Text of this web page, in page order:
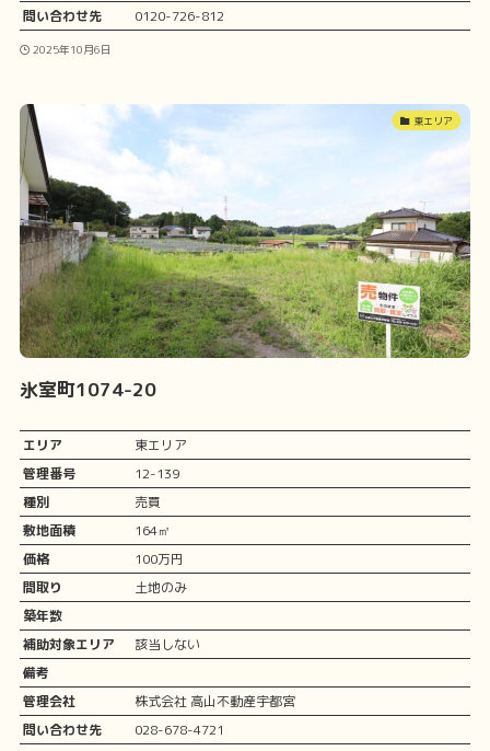
問い合わせ先
0120-726-812
2025年10月6日
東エリア
氷室町1074-20
エリア
東エリア
管理番号
12-139
種別
売買
敷地面積
164㎡
価格
100万円
間取り
土地のみ
築年数
補助対象エリア
該当しない
備考
管理会社
株式会社 高山不動産宇都宮
問い合わせ先
028-678-4721